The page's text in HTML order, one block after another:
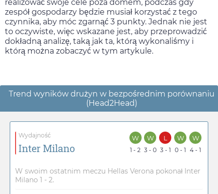
realizować swoje cele poza domem, podczas gdy
zespół gospodarzy będzie musiał korzystać z tego
czynnika, aby móc zgarnąć 3 punkty. Jednak nie jest
to oczywiste, więc wskazane jest, aby przeprowadzić
dokładną analizę, taką jak ta, którą wykonaliśmy i
którą można zobaczyć w tym artykule.
Trend wyników drużyn w bezpośrednim porównaniu
(Head2Head)
Wydajność
Inter Milano
W
1 - 2
W
3 - 0
L
3 - 1
W
0 - 1
W
4 - 1
W swoim ostatnim meczu Hellas Verona pokonał Inter
Milano 1 - 2.